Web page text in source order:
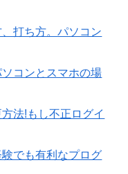
打ち方。パソコン
コンとスマホの場
法!もし不正ログイ
でも有利なプログ